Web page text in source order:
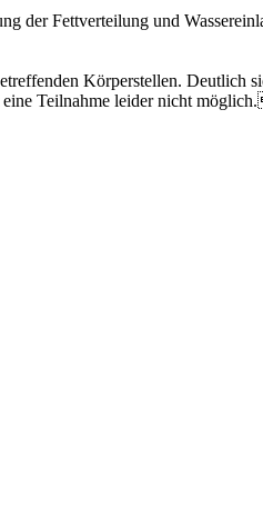
der Fettverteilung und
Körperstellen. Deutlich
eine Teilnahme leider nicht